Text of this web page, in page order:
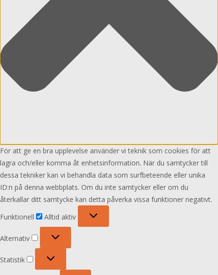
För att ge en bra upplevelse använder vi teknik som cookies för att
lagra och/eller komma åt enhetsinformation. När du samtycker till
dessa tekniker kan vi behandla data som surfbeteende eller unika
ID:n på denna webbplats. Om du inte samtycker eller om du
återkallar ditt samtycke kan detta påverka vissa funktioner negativt.
Funktionell
Alltid aktiv
Alternativ
Statistik